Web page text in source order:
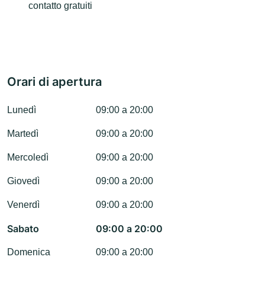
contatto gratuiti
Orari di apertura
Lunedì 09:00 a 20:00
Martedì 09:00 a 20:00
Mercoledì 09:00 a 20:00
Giovedì 09:00 a 20:00
Venerdì 09:00 a 20:00
Sabato 09:00 a 20:00
Domenica 09:00 a 20:00